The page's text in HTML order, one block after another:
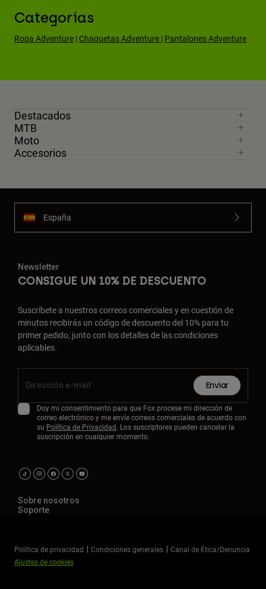
Categorías
Ropa Adventure | Chaquetas Adventure | Pantalones Adventure
Destacados
MTB
Moto
Accesorios
España
Newsletter
CONSIGUE UN 10% DE DESCUENTO
Suscríbete a nuestros correos comerciales y en cuestión de
minutos recibirás un código de descuento del 10% para tu
primer pedido, junto con los detalles de las condiciones
aplicables.
Enviar
Doy mi consentimiento para que Fox procese mi dirección de
correo electrónico y me envíe correos comerciales de acuerdo con
su Política de Privacidad. Los suscriptores pueden cancelar la
suscripción en cualquier momento.
Sobre nosotros
Soporte
Política de privacidad Condiciones generales
Canal de Ética/Denuncia
Ajustes de cookies